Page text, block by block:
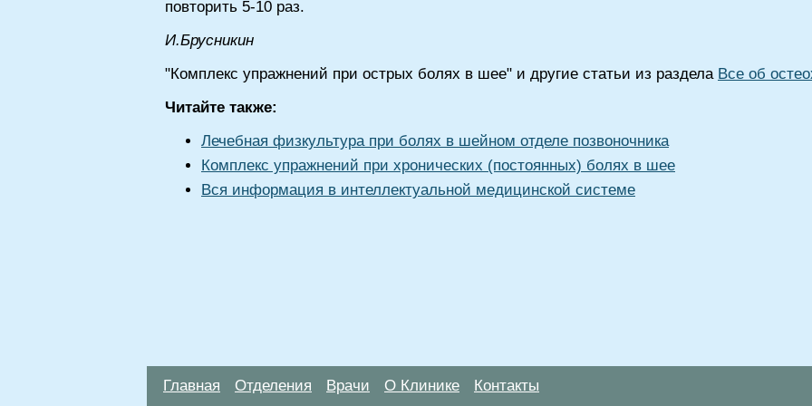
повторить 5-10 раз.
И.Брусникин
"Комплекс упражнений при острых болях в шее" и другие статьи из раздела Все об
Читайте также:
Лечебная физкультура при болях в шейном отделе позвоночника
Комплекс упражнений при хронических (постоянных) болях в шее
Вся информация в интеллектуальной медицинской системе
Главная Отделения Врачи О Клинике Контакты